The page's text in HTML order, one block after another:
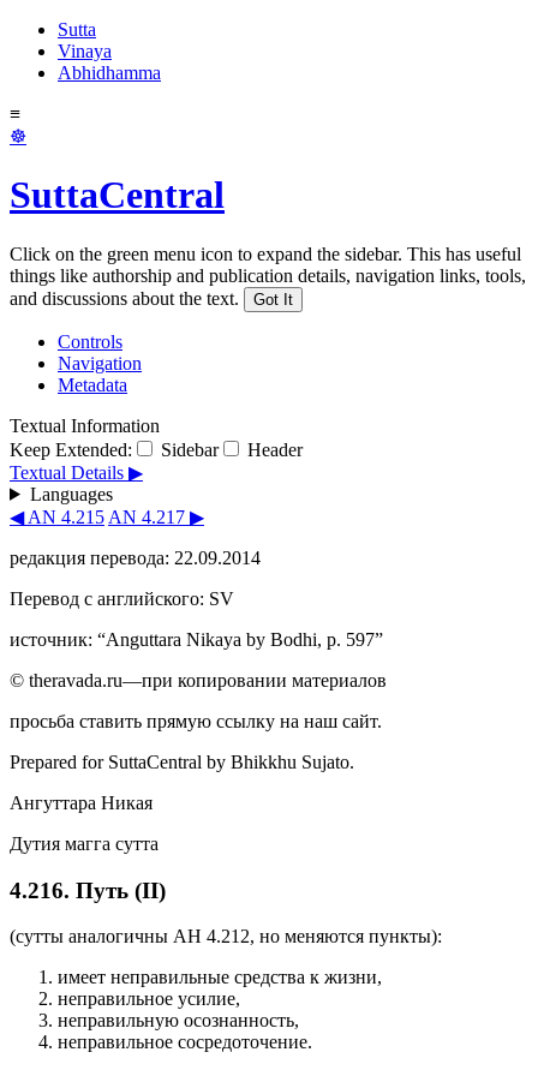
Sutta
Vinaya
Abhidhamma
≡
☸
SuttaCentral
Click on the green menu icon to expand the sidebar. This has useful
things like authorship and publication details, navigation links, tools,
and discussions about the text.
Got It
Controls
Navigation
Metadata
Textual Information
Keep Extended:
Sidebar
Header
Textual Details ▶
Languages
◀ AN 4.215 AN 4.217 ▶
редакция перевода: 22.09.2014
Перевод с английского: SV
источник: “Anguttara Nikaya by Bodhi, p. 597”
© theravada.ru—при копировании материалов
просьба ставить прямую ссылку на наш сайт.
Prepared for SuttaCentral by Bhikkhu Sujato.
Ангуттара Никая
Дутия магга сутта
4.216. Путь (II)
(сутты аналогичны АН 4.212, но меняются пункты):
имеет неправильные средства к жизни,
неправильное усилие,
неправильную осознанность,
неправильное сосредоточение.